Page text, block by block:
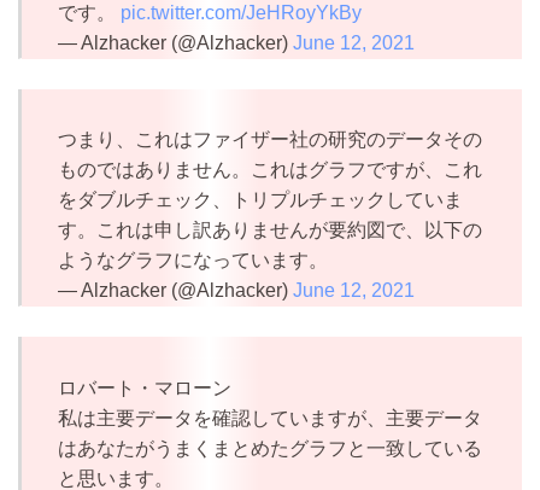
です。 pic.twitter.com/JeHRoyYkBy
— Alzhacker (@Alzhacker) June 12, 2021
つまり、これはファイザー社の研究のデータその
ものではありません。これはグラフですが、これ
をダブルチェック、トリプルチェックしていま
す。これは申し訳ありませんが要約図で、以下の
ようなグラフになっています。
— Alzhacker (@Alzhacker) June 12, 2021
ロバート・マローン
私は主要データを確認していますが、主要データ
はあなたがうまくまとめたグラフと一致している
と思います。